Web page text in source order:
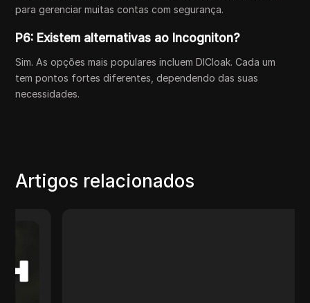
para gerenciar muitas contas com segurança.
P6: Existem alternativas ao Incogniton?
Sim. As opções mais populares incluem DICloak. Cada um
tem pontos fortes diferentes, dependendo das suas
necessidades.
Artigos relacionados